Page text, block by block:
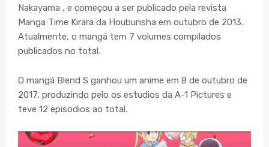
Nakayama , e começou a ser publicado pela revista
Manga Time Kirara da Houbunsha em outubro de 2013.
Atualmente, o mangá tem 7 volumes compilados
publicados no total.
O mangá Blend S ganhou um anime em 8 de outubro de
2017, produzindo pelo os estudios da A-1 Pictures e
teve 12 episodios ao total.